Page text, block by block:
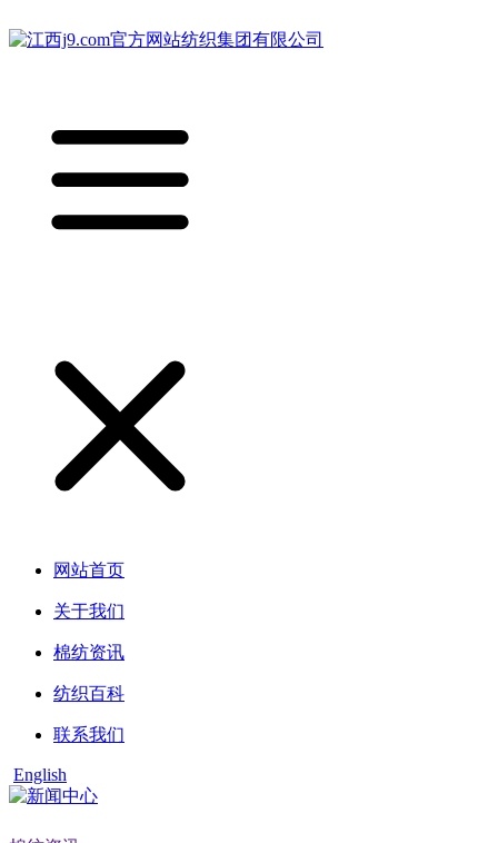
网站首页
关于我们
棉纺资讯
纺织百科
联系我们
English